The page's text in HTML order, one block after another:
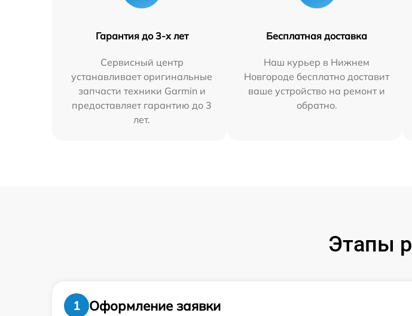
Гарантия до 3-х лет
Сервисный центр
устанавливает оригинальные
запчасти техники Garmin и
предоставляет гарантию до 3
лет.
Бесплатная доставка
Наш курьер в Нижнем
Новгороде бесплатно доставит
ваше устройство на ремонт и
обратно.
Этапы
1
Оформление заявки